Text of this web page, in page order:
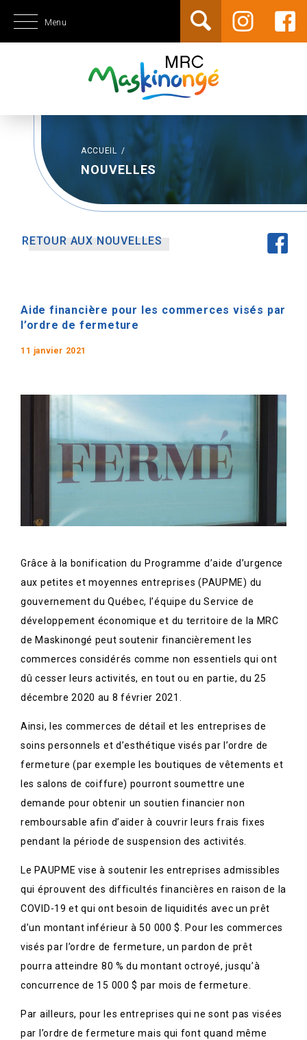
Menu
ACCUEIL /
NOUVELLES
RETOUR AUX NOUVELLES
Aide financière pour les commerces visés par
l’ordre de fermeture
11 janvier 2021
Grâce à la bonification du Programme d’aide d’urgence
aux petites et moyennes entreprises (PAUPME) du
gouvernement du Québec, l’équipe du Service de
développement économique et du territoire de la MRC
de Maskinongé peut soutenir financièrement les
commerces considérés comme non essentiels qui ont
dû cesser leurs activités, en tout ou en partie, du 25
décembre 2020 au 8 février 2021.
Ainsi, les commerces de détail et les entreprises de
soins personnels et d’esthétique visés par l’ordre de
fermeture (par exemple les boutiques de vêtements et
les salons de coiffure) pourront soumettre une
demande pour obtenir un soutien financier non
remboursable afin d’aider à couvrir leurs frais fixes
pendant la période de suspension des activités.
Le PAUPME vise à soutenir les entreprises admissibles
qui éprouvent des difficultés financières en raison de la
COVID-19 et qui ont besoin de liquidités avec un prêt
d’un montant inférieur à 50 000 $. Pour les commerces
visés par l’ordre de fermeture, un pardon de prêt
pourra atteindre 80 % du montant octroyé, jusqu’à
concurrence de 15 000 $ par mois de fermeture.
Par ailleurs, pour les entreprises qui ne sont pas visées
par l’ordre de fermeture mais qui font quand même